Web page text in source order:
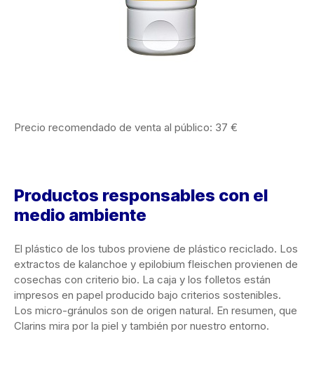
Precio recomendado de venta al público: 37 €
Productos responsables con el
medio ambiente
El plástico de los tubos proviene de plástico reciclado. Los
extractos de kalanchoe y epilobium fleischen provienen de
cosechas con criterio bio. La caja y los folletos están
impresos en papel producido bajo criterios sostenibles.
Los micro-gránulos son de origen natural. En resumen, que
Clarins mira por la piel y también por nuestro entorno.